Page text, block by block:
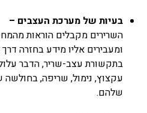
בעיות של מערכת העצבים –
השרירים מקבלים הוראות
ומעבירים אליו מידע בחזרה
בתקשורת עצב-שריר, הדבר
עקצוץ, נימול, שריפה, בחולשה
שלהם.